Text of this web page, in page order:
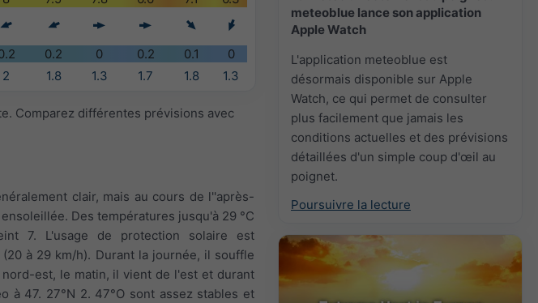
meteoblue lance son application
Apple Watch
L'application meteoblue est
désormais disponible sur Apple
Watch, ce qui permet de consulter
plus facilement que jamais les
conditions actuelles et des prévisions
détaillées d'un simple coup d'œil au
poignet.
Poursuivre la lecture
0.2 0 0.2 0.1
0
2 1.8 1.3 1.7 1.8 1.3
Comparez différentes prévisions avec
clair, mais au cours de l''après-
Des températures jusqu'à 29 °C
7. L'usage de protection solaire est
à 29 km/h). Durant la journée, il souffle
est, le matin, il vient de l'est et durant
à 47. 27°N 2. 47°O sont assez stables et